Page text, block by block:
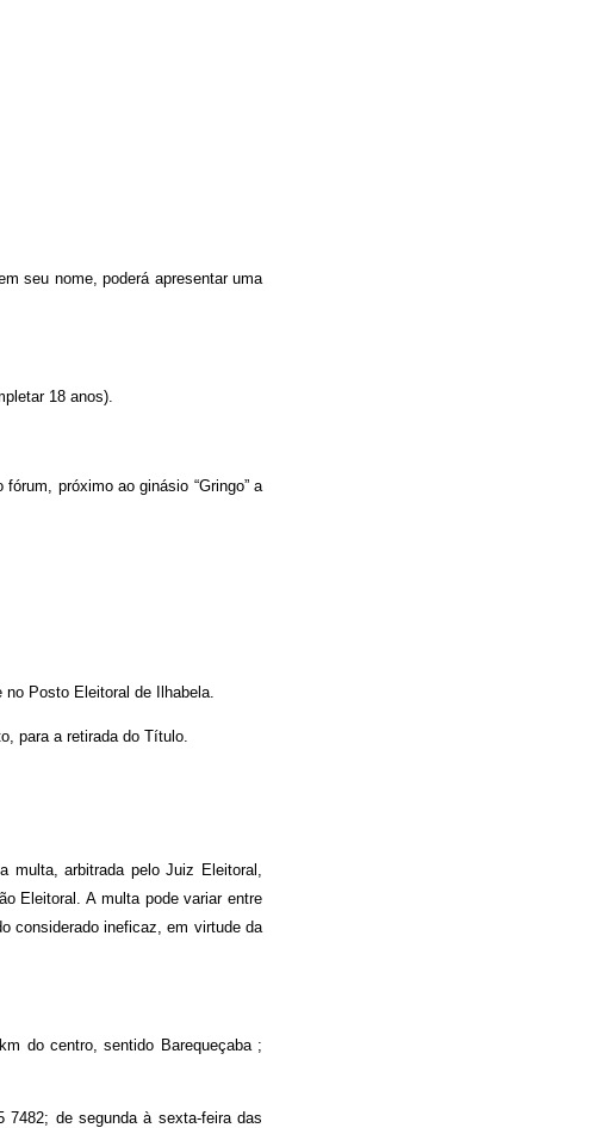
seu nome, poderá apresentar uma
18 anos).
próximo ao ginásio “Gringo” a
Posto Eleitoral de Ilhabela.
para a retirada do Título.
multa, arbitrada pelo Juiz Eleitoral,
Eleitoral. A multa pode variar entre
considerado ineficaz, em virtude da
do centro, sentido Barequeçaba ;
7482; de segunda à sexta-feira das